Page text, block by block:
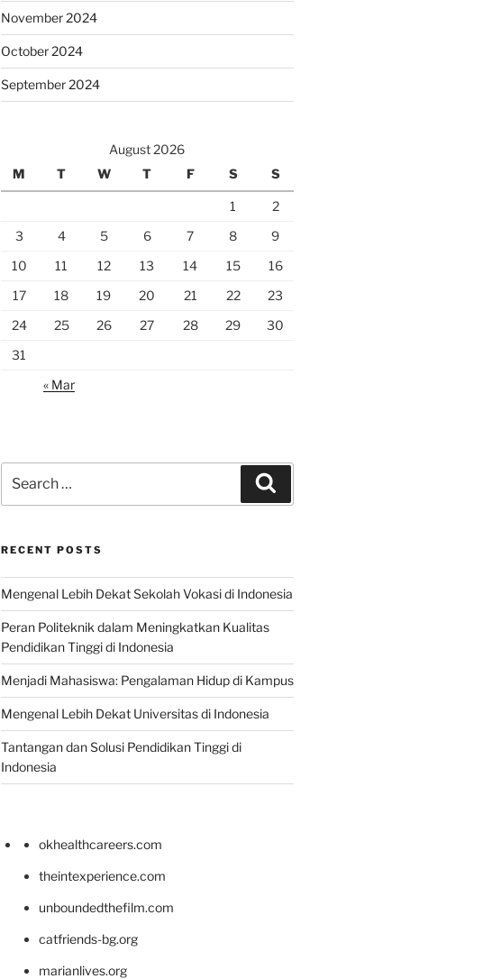
November 2024
October 2024
September 2024
August 2026
M
T W T F S S
1
2
3
4 5 6 7 8
9
10
11 12 13 14 15
16
17
18 19 20 21 22
23
24
25 26 27 28 29
30
31
« Mar
for:
RECENT POSTS
Mengenal Lebih Dekat Sekolah Vokasi di Indonesia
Peran Politeknik dalam Meningkatkan Kualitas
Pendidikan Tinggi di Indonesia
Menjadi Mahasiswa: Pengalaman Hidup di Kampus
Mengenal Lebih Dekat Universitas di Indonesia
Tantangan dan Solusi Pendidikan Tinggi di
Indonesia
okhealthcareers.com
theintexperience.com
unboundedthefilm.com
catfriends-bg.org
marianlives.org